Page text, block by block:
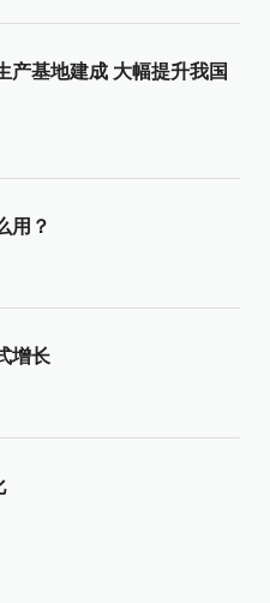
产基地建成 大幅提升我国
用？
增长